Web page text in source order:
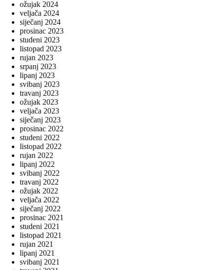
ožujak 2024
veljača 2024
siječanj 2024
prosinac 2023
studeni 2023
listopad 2023
rujan 2023
srpanj 2023
lipanj 2023
svibanj 2023
travanj 2023
ožujak 2023
veljača 2023
siječanj 2023
prosinac 2022
studeni 2022
listopad 2022
rujan 2022
lipanj 2022
svibanj 2022
travanj 2022
ožujak 2022
veljača 2022
siječanj 2022
prosinac 2021
studeni 2021
listopad 2021
rujan 2021
lipanj 2021
svibanj 2021